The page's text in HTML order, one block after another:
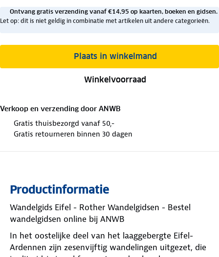
Ontvang gratis verzending vanaf €14,95 op kaarten, boeken en gidsen.
Let op: dit is niet geldig in combinatie met artikelen uit andere categorieën.
Plaats in winkelmand
Winkelvoorraad
Verkoop en verzending door ANWB
Gratis thuisbezorgd vanaf 50,-
Gratis retourneren binnen 30 dagen
Productinformatie
Wandelgids Eifel - Rother Wandelgidsen - Bestel
wandelgidsen online bij ANWB
In het oostelijke deel van het laaggebergte Eifel-
Ardennen zijn zesenvijftig wandelingen uitgezet, die